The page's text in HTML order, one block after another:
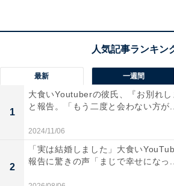
最新 一週間
1
大食いYoutuberの彼氏、『お別れし
と報告。「もう二度と会わない方が
2024/11/06
2
「実は結婚しました」大食い
報告に驚きの声「まじで幸せになっ